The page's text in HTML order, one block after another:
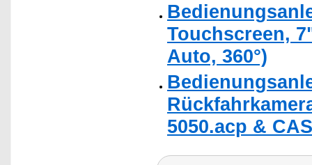
Touchscreen,
Auto, 360°)
5050.acp &